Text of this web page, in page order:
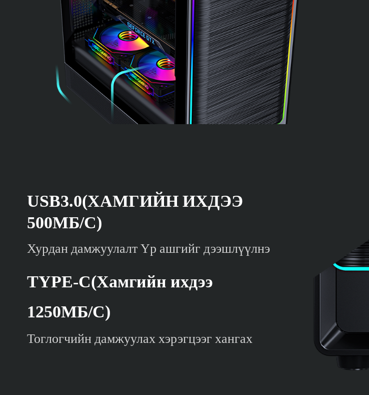
USB3.0(ХАМГИЙН ИХДЭЭ
500МБ/С)
Хурдан дамжуулалт Үр ашгийг дээшлүүлнэ
TYPE-C(Хамгийн ихдээ
1250МБ/С)
Тоглогчийн дамжуулах хэрэгцээг хангах